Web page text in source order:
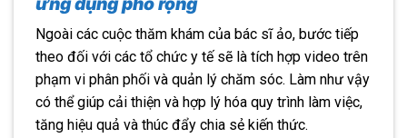
Ngoài các cuộc thăm khám của bác sĩ ảo, bước tiếp
theo đối với các tổ chức y tế sẽ là tích hợp video trên
phạm vi phân phối và quản lý chăm sóc. Làm như vậy
có thể giúp cải thiện và hợp lý hóa quy trình làm việc,
tăng hiệu quả và thúc đẩy chia sẻ kiến thức.